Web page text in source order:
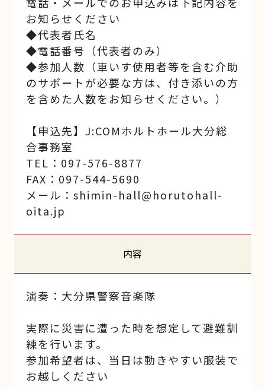
お知らせください
◆代表者氏名
◆電話番号（代表者のみ）
◆参加人数（車いす使用者等を含む介助
のサポートが必要な方は、付き添いの方
を含めた人数をお知らせください。）
【申込先】J:COMホルトホール大分総
合事務室
TEL：097-576-8877
FAX：097-544-5690
メール：shimin-hall@horutohall-
oita.jp
内容
演奏：大分県警察音楽隊
実際に災害に遭った時を想定して避難訓
練を行います。
参加希望者は、当日は動きやすい服装で
お越しください